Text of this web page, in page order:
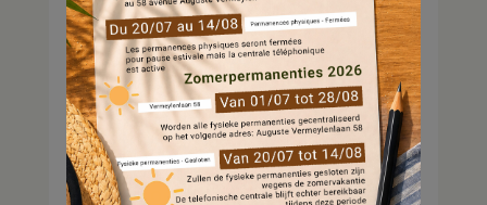
Vooruit met het wijk